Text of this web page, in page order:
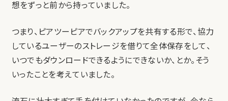
想をずっと前から持っていました。
つまり、ピアツーピアでバックアップを共有する形で、協力
しているユーザーのストレージを借りて全体保存をして、
いつでもダウンロードできるようにできないか、とか。そう
いったことを考えていました。